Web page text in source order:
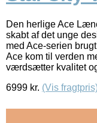
Den herlige Ace
skabt af det unge
med Ace-serien
Ace kom til verden
værdsætter kvalitet
6999 kr. (Vis